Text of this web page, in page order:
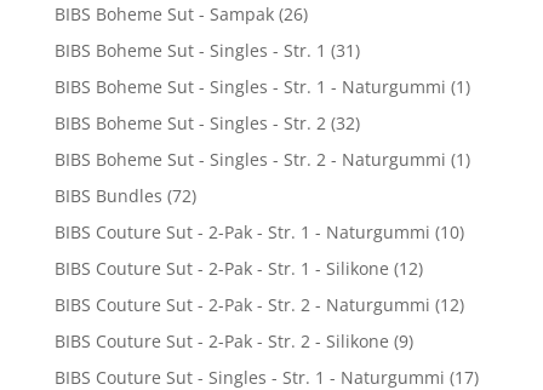
BIBS Boheme Sut - Sampak (26)
BIBS Boheme Sut - Singles - Str. 1 (31)
BIBS Boheme Sut - Singles - Str. 1 - Naturgummi (1)
BIBS Boheme Sut - Singles - Str. 2 (32)
BIBS Boheme Sut - Singles - Str. 2 - Naturgummi (1)
BIBS Bundles (72)
BIBS Couture Sut - 2-Pak - Str. 1 - Naturgummi (10)
BIBS Couture Sut - 2-Pak - Str. 1 - Silikone (12)
BIBS Couture Sut - 2-Pak - Str. 2 - Naturgummi (12)
BIBS Couture Sut - 2-Pak - Str. 2 - Silikone (9)
BIBS Couture Sut - Singles - Str. 1 - Naturgummi (17)